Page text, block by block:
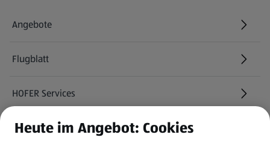
Angebote
Flugblatt
HOFER Services
Newsletter
Heute im Angebot: Cookies